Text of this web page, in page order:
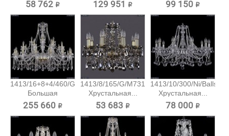
58 762 ₽ 129 951 ₽ 99 150 ₽
1413/16+8+4/460/G
Большая
хрустальная...
255 660 ₽
1413/8/165/G/M731
Хрустальная...
53 683 ₽
1413/10/300/Ni/Balls
Хрустальная...
78 000 ₽